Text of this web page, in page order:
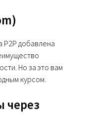
P2P добавлена
Но за это вам
курсом.
через